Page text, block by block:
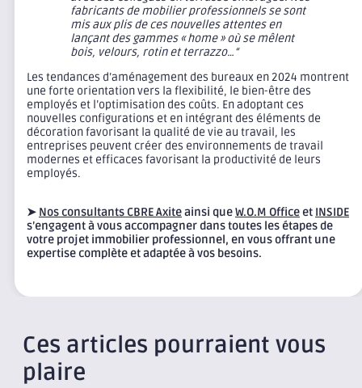
fabricants de mobilier professionnels se sont
mis aux plis de ces nouvelles attentes en
lançant des gammes « home » où se mêlent
bois, velours, rotin et terrazzo…“
Les tendances d’aménagement des bureaux en 2024 montrent
une forte orientation vers la flexibilité, le bien-être des
employés et l’optimisation des coûts. En adoptant ces
nouvelles configurations et en intégrant des éléments de
décoration favorisant la qualité de vie au travail, les
entreprises peuvent créer des environnements de travail
modernes et efficaces favorisant la productivité de leurs
employés.
➤ Nos consultants CBRE Axiteainsi queW.O.M Office et INSIDE
s’engagent à vous accompagner dans toutes les étapes de
votre projet immobilier professionnel, en vous offrant une
expertise complète et adaptée à vos besoins.
Ces articles pourraient vous
plaire